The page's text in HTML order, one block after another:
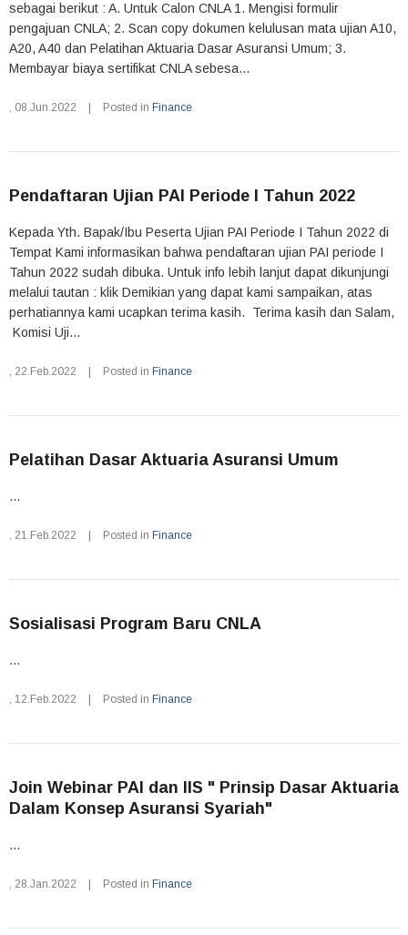
sebagai berikut : A. Untuk Calon CNLA 1. Mengisi formulir
pengajuan CNLA; 2. Scan copy dokumen kelulusan mata ujian A10,
A20, A40 dan Pelatihan Aktuaria Dasar Asuransi Umum; 3.
Membayar biaya sertifikat CNLA sebesa...
, 08.Jun.2022 Posted in Finance
Pendaftaran Ujian PAI Periode I Tahun 2022
Kepada Yth. Bapak/Ibu Peserta Ujian PAI Periode I Tahun 2022 di
Tempat Kami informasikan bahwa pendaftaran ujian PAI periode I
Tahun 2022 sudah dibuka. Untuk info lebih lanjut dapat dikunjungi
melalui tautan : klik Demikian yang dapat kami sampaikan, atas
perhatiannya kami ucapkan terima kasih. Terima kasih dan Salam,
Komisi Uji...
, 22.Feb.2022 Posted in Finance
Pelatihan Dasar Aktuaria Asuransi Umum
...
, 21.Feb.2022 Posted in Finance
Sosialisasi Program Baru CNLA
...
, 12.Feb.2022 Posted in Finance
Join Webinar PAI dan IIS " Prinsip Dasar Aktuaria
Dalam Konsep Asuransi Syariah"
...
, 28.Jan.2022 Posted in Finance